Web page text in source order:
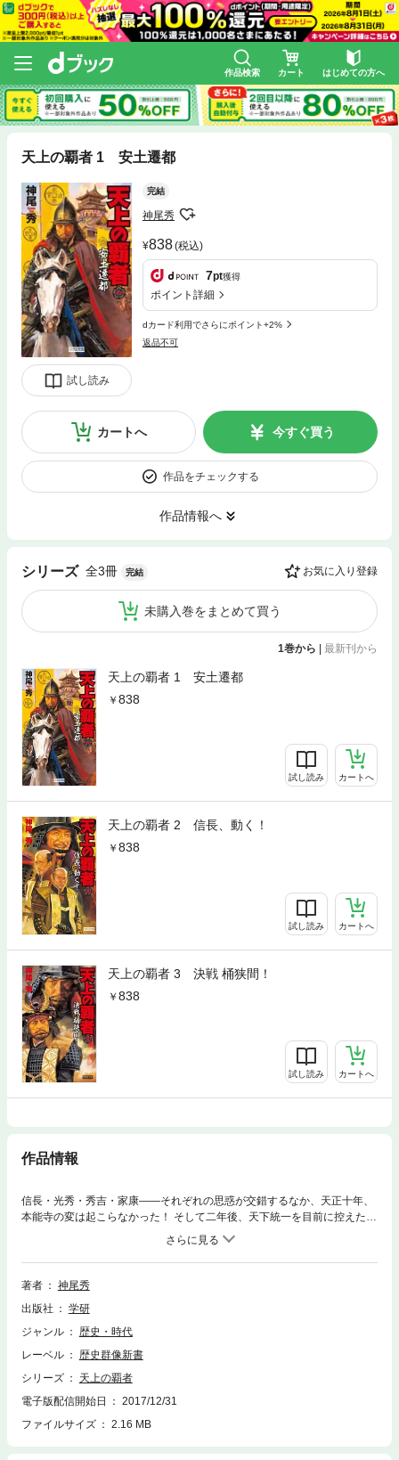
作品検索 カート はじめての方へ
天上の覇者 1 安土遷都
試し読み
完結
神尾秀
838(税込)
7pt獲得
ポイント詳細
dカード利用でさらにポイント+2%
返品不可
カートへ 今すぐ買う
作品をチェックする
作品情報へ
シリーズ 全3冊 完結 お気に入り登録
未購入巻をまとめて買う
1巻から 最新刊から
天上の覇者 1 安土遷都
838
試し読み カートへ
天上の覇者 2 信長、動く！
838
試し読み カートへ
天上の覇者 3 決戦 桶狭間！
838
試し読み カートへ
作品情報
信長・光秀・秀吉・家康――それぞれの思惑が交錯するなか、天正十年、
本能寺の変は起こらなかった！ そして二年後、天下統一を目前に控えた信
長は、家康の追討を秀吉に命じ、光秀には安土への遷都の実行を迫る。四
人が繰りひろげる、大戦国合戦絵巻！
著者
神尾秀
出版社
学研
ジャンル
歴史・時代
レーベル
歴史群像新書
シリーズ
天上の覇者
電子版配信開始日
2017/12/31
ファイルサイズ
2.16 MB